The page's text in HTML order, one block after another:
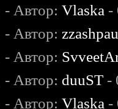
- Автор:Vlaska -
- Автор:
- Автор:
- Автор: duuST -
- Автор:Vlaska -